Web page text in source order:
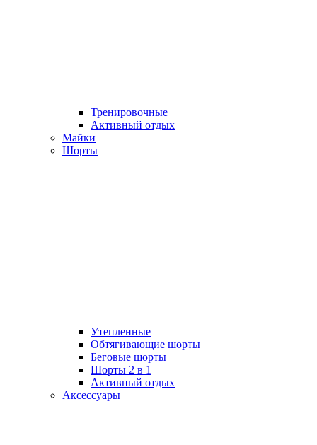
Тренировочные
Активный отдых
Майки
Шорты
Утепленные
Обтягивающие шорты
Беговые шорты
Шорты 2 в 1
Активный отдых
Аксессуары